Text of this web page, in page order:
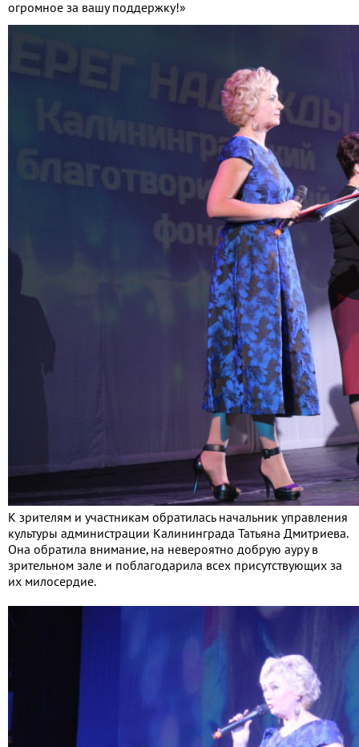
огромное за вашу поддержку!»
К зрителям и участникам обратилась начальник управления
культуры администрации Калининграда Татьяна Дмитриева.
Она обратила внимание, на невероятно добрую ауру в
зрительном зале и поблагодарила всех присутствующих за
их милосердие.